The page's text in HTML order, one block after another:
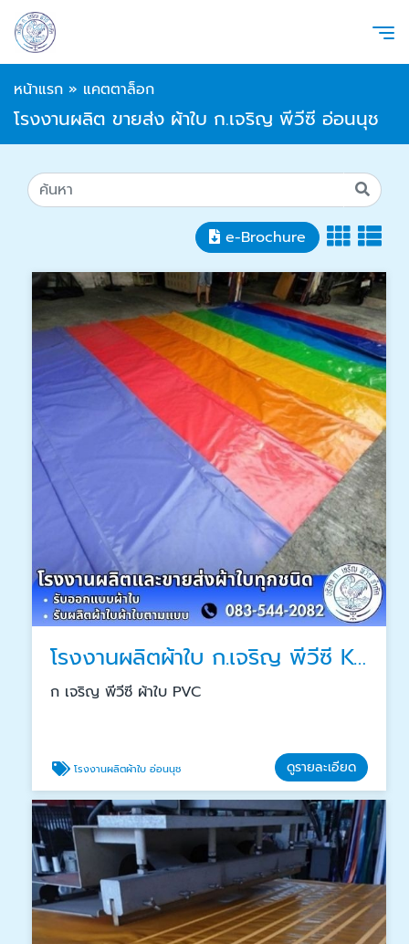
หน้าแรก » แคตตาล็อก
โรงงานผลิต ขายส่ง ผ้าใบ ก.เจริญ พีวีซี อ่อนนุช
e-Brochure
โรงงานผลิตผ้าใบ ก.เจริญ พีวีซี KCR-33
ก เจริญ พีวีซี ผ้าใบ PVC
โรงงานผลิตผ้าใบ อ่อนนุช ดูรายละเอียด